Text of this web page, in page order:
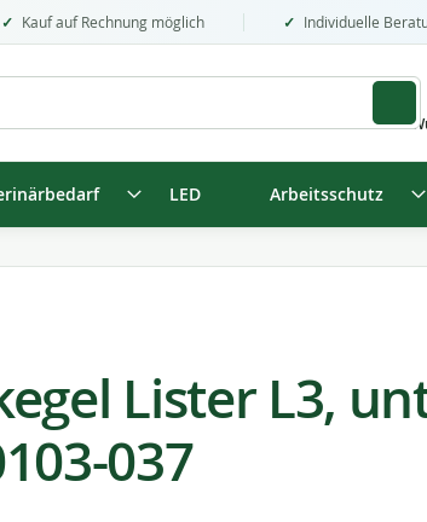
Kauf auf Rechnung möglich Individuelle
LED Arbeitsschutz
Lister L3,
037